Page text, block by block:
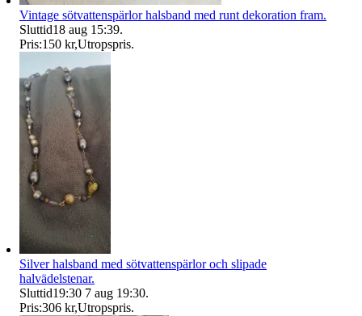
Vintage sötvattenspärlor halsband med runt dekoration fram.
Sluttid18 aug 15:39.
Pris:150 kr,Utropspris.
Silver halsband med sötvattenspärlor och slipade
halvädelstenar.
Sluttid19:30 7 aug 19:30.
Pris:306 kr,Utropspris.